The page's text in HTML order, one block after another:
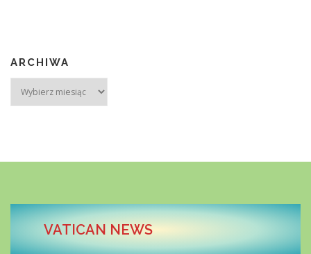
ARCHIWA
VATICAN NEWS